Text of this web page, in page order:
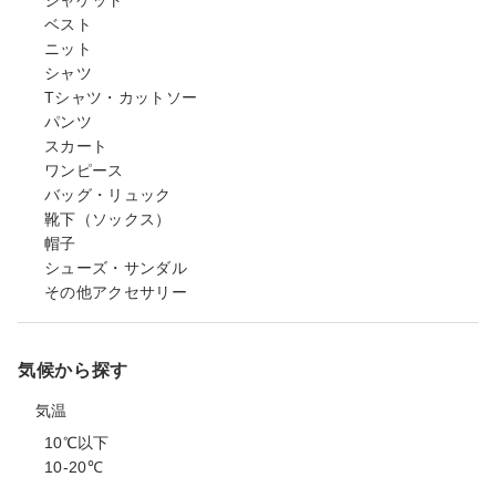
ベスト
ニット
シャツ
Tシャツ・カットソー
パンツ
スカート
ワンピース
バッグ・リュック
靴下（ソックス）
帽子
シューズ・サンダル
その他アクセサリー
気候から探す
気温
10℃以下
10-20℃